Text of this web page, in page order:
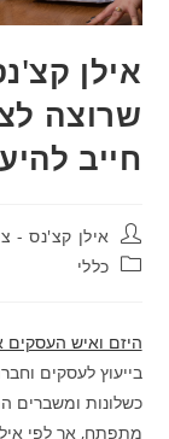
אילן
שרוצה
חייב
מחבר:אילן קצ'נס -
קטגוריה:
כללי
היזם ואיש העסקים
בייעוץ לעסקים
כשלונות ומשברים
מתפתח, אך לפי